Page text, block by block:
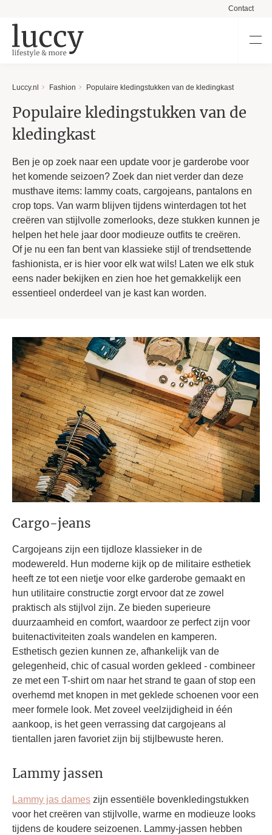
Contact
Luccy.nl Fashion Populaire kledingstukken van de kledingkast
Populaire kledingstukken van de
kledingkast
Ben je op zoek naar een update voor je garderobe voor
het komende seizoen? Zoek dan niet verder dan deze
musthave items: lammy coats, cargojeans, pantalons en
crop tops. Van warm blijven tijdens winterdagen tot het
creëren van stijlvolle zomerlooks, deze stukken kunnen je
helpen het hele jaar door modieuze outfits te creëren.
Of je nu een fan bent van klassieke stijl of trendsettende
fashionista, er is hier voor elk wat wils! Laten we elk stuk
eens nader bekijken en zien hoe het gemakkelijk een
essentieel onderdeel van je kast kan worden.
Cargo-jeans
Cargojeans zijn een tijdloze klassieker in de
modewereld. Hun moderne kijk op de militaire esthetiek
heeft ze tot een nietje voor elke garderobe gemaakt en
hun utilitaire constructie zorgt ervoor dat ze zowel
praktisch als stijlvol zijn. Ze bieden superieure
duurzaamheid en comfort, waardoor ze perfect zijn voor
buitenactiviteiten zoals wandelen en kamperen.
Esthetisch gezien kunnen ze, afhankelijk van de
gelegenheid, chic of casual worden gekleed - combineer
ze met een T-shirt om naar het strand te gaan of stop een
overhemd met knopen in met geklede schoenen voor een
meer formele look. Met zoveel veelzijdigheid in één
aankoop, is het geen verrassing dat cargojeans al
tientallen jaren favoriet zijn bij stijlbewuste heren.
Lammy jassen
Lammy jas dames zijn essentiële bovenkledingstukken
voor het creëren van stijlvolle, warme en modieuze looks
tijdens de koudere seizoenen. Lammy-jassen hebben